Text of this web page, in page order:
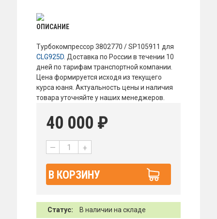
ОПИСАНИЕ
Турбокомпрессор 3802770 / SP105911 для
CLG925D . Доставка по России в течении 10
дней по тарифам транспортной компании.
Цена формируется исходя из текущего
курса юаня. Актуальность цены и наличия
товара уточняйте у наших менеджеров.
40 000 ₽
— +
В КОРЗИНУ
Статус: В наличии на складе